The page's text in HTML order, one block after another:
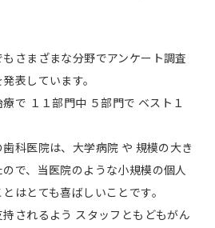
さまざまな分野でアンケート調査
表しています。
で １１部門中 ５部門で ベスト１
科医院は、大学病院 や 規模の大き
で、当医院のような小規模の個人
はとても喜ばしいことです。
されるよう スタッフともどもがん